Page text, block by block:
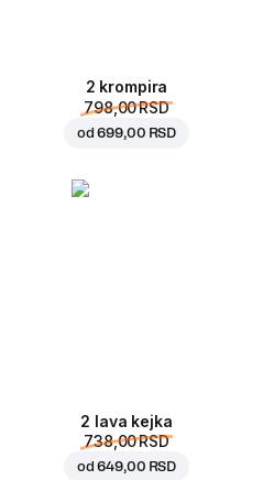
2 krompira
798,00 RSD
od699,00 RSD
2 lava kejka
738,00 RSD
od649,00 RSD